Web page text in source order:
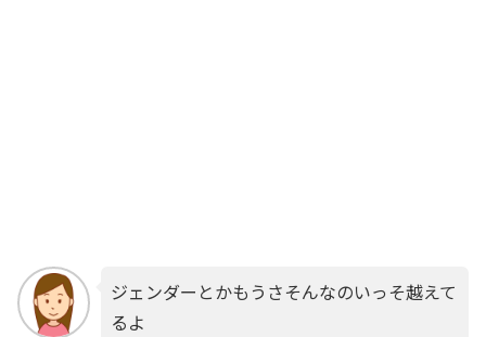
ジェンダーとかもうさそんなのいっそ越えて
るよ